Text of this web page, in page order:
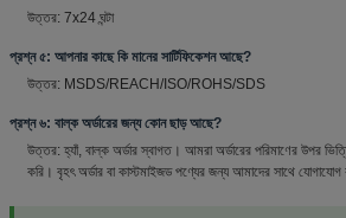
উত্তর: 7x24 ঘন্টা
প্রশ্ন ৫: আপনার কাছে কি মানের সার্টিফিকেশন আছে?
উত্তর: MSDS/REACH/ISO/ROHS/SDS
প্রশ্ন ৬: বাল্ক অর্ডারের জন্য কোন ছাড় আছে?
উত্তর: হ্যাঁ, বাল্ক অর্ডার স্বাগত। আমরা অর্ডারের পরিমাণের উপর
করি। বৃহৎ অর্ডার বা কাস্টমাইজড পণ্যের জন্য আমাদের সাথে